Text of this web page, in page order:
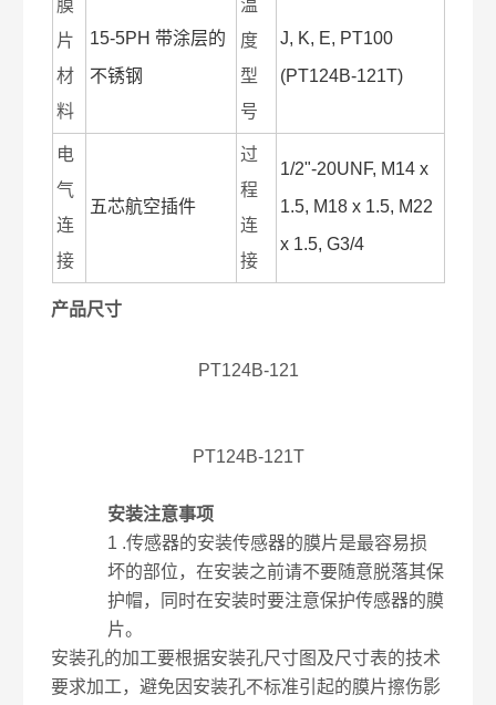
膜
片
材
料
15-5PH 带涂层的
不锈钢
温
度
型
号
J, K, E, PT100
(PT124B-121T)
电
气
连
接
五芯航空插件
过
程
连
接
1/2"-20UNF, M14 x
1.5, M18 x 1.5, M22
x 1.5, G3/4
产品尺寸
PT124B-121
PT124B-121T
安装注意事项
1 .传感器的安装传感器的膜片是最容易损
坏的部位，在安装之前请不要随意脱落其保
护帽，同时在安装时要注意保护传感器的膜
片。
安装孔的加工要根据安装孔尺寸图及尺寸表的技术
要求加工，避免因安装孔不标准引起的膜片擦伤影